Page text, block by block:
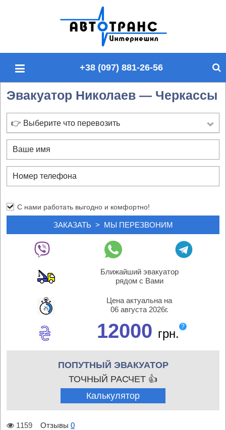
п
о
й
у
+38 (097) 881-26-56
Эвакуатор Николаев — Черкассы
👉 Выберите что перевозить
С нами работать выгодно и комфортно!
Ближайший эвакуатор
рядом с Вами
Цена актуальна на
06 августа 2026г.
12000 грн.
?
ПОПУТНЫЙ ЭВАКУАТОР
ТОЧНЫЙ РАСЧЕТ 👍
Калькулятор
1159 Отзывы 0